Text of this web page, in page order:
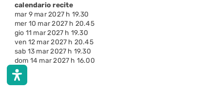
calendario recite
mar 9 mar 2027 h 19.30
mer 10 mar 2027 h 20.45
gio 11 mar 2027 h 19.30
ven 12 mar 2027 h 20.45
sab 13 mar 2027 h 19.30
dom 14 mar 2027 h 16.00